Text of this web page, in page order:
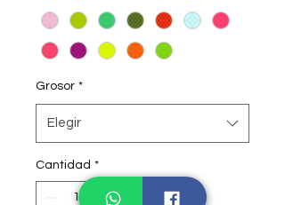
Grosor *
Elegir
Cantidad *